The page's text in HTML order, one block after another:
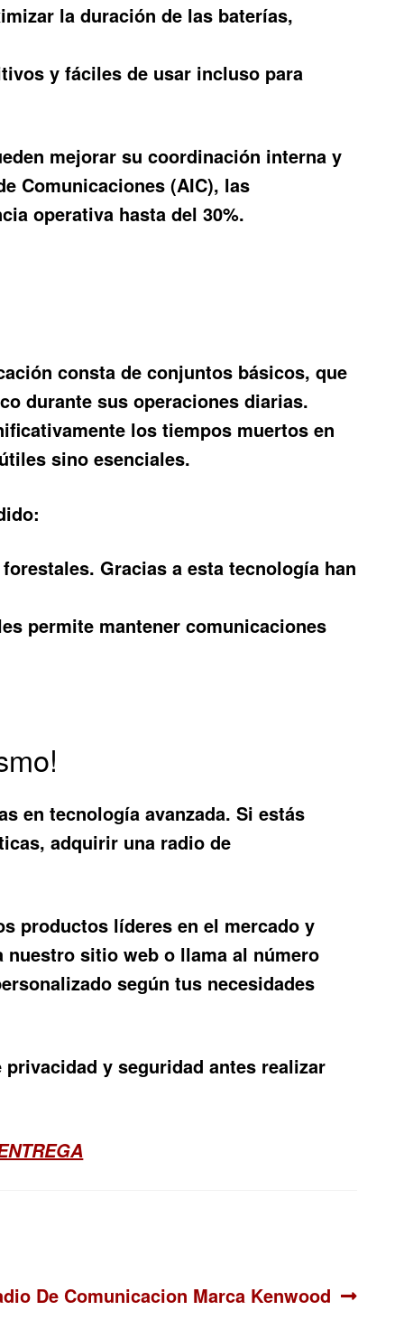
la duración de las baterías,
y fáciles de usar incluso para
mejorar su coordinación interna y
Comunicaciones (AIC), las
operativa hasta del 30%.
consta de conjuntos básicos, que
durante sus operaciones diarias.
los tiempos muertos en
sino esenciales.
Gracias a esta tecnología han
permite mantener comunicaciones
en tecnología avanzada. Si estás
adquirir una radio de
productos líderes en el mercado y
sitio web o llama al número
según tus necesidades
y seguridad antes realizar
De Comunicacion Marca Kenwood